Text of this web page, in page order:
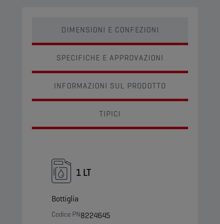
DIMENSIONI E CONFEZIONI
SPECIFICHE E APPROVAZIONI
INFORMAZIONI SUL PRODOTTO
TIPICI
1 LT
Bottiglia
Codice PN8224645